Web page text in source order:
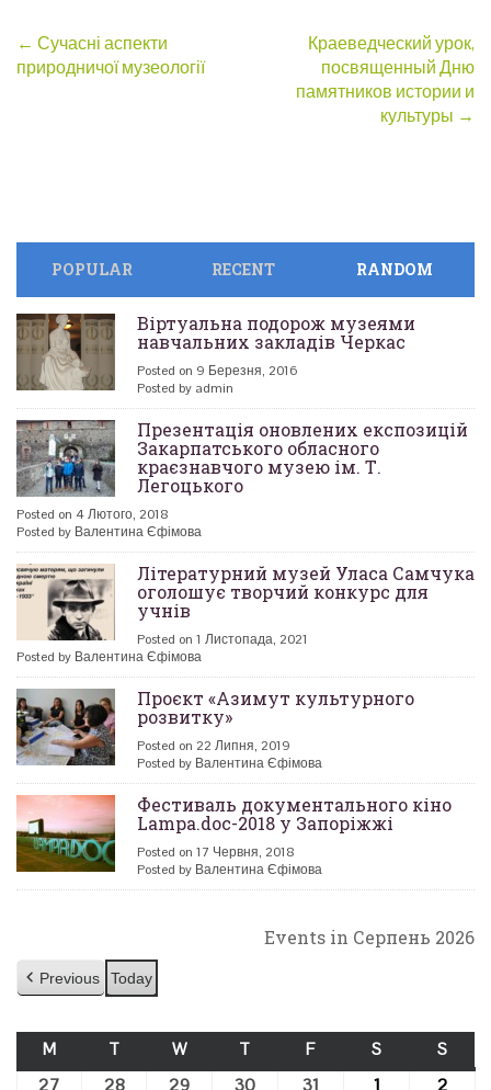
Post
navigation
← Сучасні аспекти
природничої музеології
Краеведческий урок,
посвященный Дню
памятников истории и
культуры →
POPULAR RECENT RANDOM
Віртуальна подорож музеями
навчальних закладів Черкас
Posted on 9 Березня, 2016
Posted by admin
Презентація оновлених експозицій
Закарпатського обласного
краєзнавчого музею ім. Т.
Легоцького
Posted on 4 Лютого, 2018
Posted by Валентина Єфімова
Літературний музей Уласа Самчука
оголошує творчий конкурс для
учнів
Posted on 1 Листопада, 2021
Posted by Валентина Єфімова
Проєкт «Азимут культурного
розвитку»
Posted on 22 Липня, 2019
Posted by Валентина Єфімова
Фестиваль документального кіно
Lampa.doc-2018 у Запоріжжі
Posted on 17 Червня, 2018
Posted by Валентина Єфімова
Events in Серпень 2026
Previous Today
MПОНЕДІЛОК
TВІВТОРОК
WСЕРЕДА
T ЧЕТВЕР
FП’ЯТНИЦЯ
SСУБОТА
S